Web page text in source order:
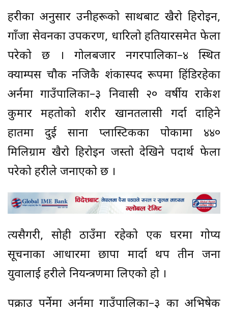
प्रहरीका अनुसार उनीहरूको साथबाट खैरो हिरोइन,
गाँजा सेवनका उपकरण, धारिलो हतियारसमेत फेला
परेको छ । गोलबजार नगरपालिका–४ स्थित
क्याम्पस चौक नजिकै शंकास्पद रूपमा हिंडिरहेका
अर्नमा गाउँपालिका–३ निवासी २० वर्षीय राकेश
कुमार महतोको शरीर खानतलासी गर्दा दाहिने
हातमा दुई साना प्लास्टिकका पोकामा ४४०
मिलिग्राम खैरो हिरोइन जस्तो देखिने पदार्थ फेला
परेको प्रहरीले जनाएको छ ।
त्यसैगरी, सोही ठाउँमा रहेको एक घरमा गोप्य
सूचनाका आधारमा छापा मार्दा थप तीन जना
युवालाई प्रहरीले नियन्त्रणमा लिएको हो ।
पक्राउ पर्नेमा अर्नमा गाउँपालिका–३ का अभिषेक